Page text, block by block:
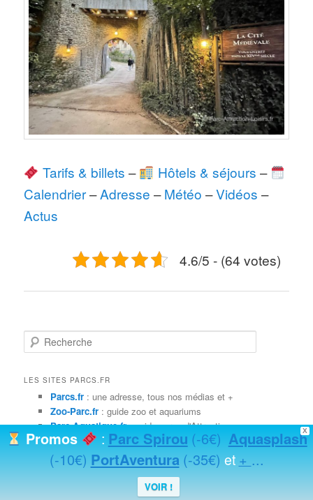
Tarifs & billets – Hôtels & séjours –
Calendrier–Adresse –Météo –Vidéos –
Actus
4.6/5 - (64 votes)
e
h
h
LES SITES PARCS.FR
Parcs.fr: une adresse, tous nos médias et +
Zoo-Parc.fr: guide zoo et aquariums
Parc-Aquatique.fr: guide parcs d'Attraction
ParcPasCher.fr: promos billets et séjours parcs & loisirs
StationSki.fr: guide stations de ski hiver et été
goTicketDeals.com: tickets promo codes
X
Promos :Parc Spirou(-6€) Aquasplash
(-10€)PortAventura(-35€)et+...
VOIR !